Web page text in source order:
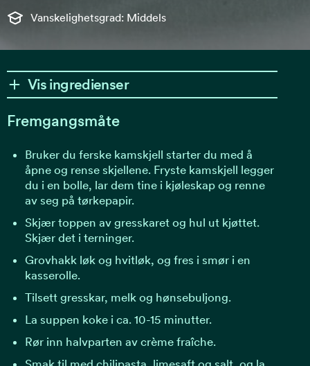
Vanskelighetsgrad: Middels
Vis ingredienser
Fremgangsmåte
Bruker du ferske kamskjell starter du med å
åpne og rense skjellene. Fryste kamskjell legger
du i en bolle, lar dem tine i kjøleskap og renne
av seg på tørkepapir.
Skjær toppen av gresskaret og hul ut kjøttet.
Skjær det i terninger.
Grovhakk løk og hvitløk, og fres i smør i en
kasserolle.
Tilsett gresskar, melk og hønsebuljong.
La suppen koke i ca. 10-15 minutter.
Rør inn halvparten av crème fraîche.